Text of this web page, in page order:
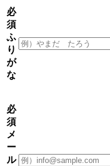
必
須
ふ
り
が
な
必
須
メ
ー
ル